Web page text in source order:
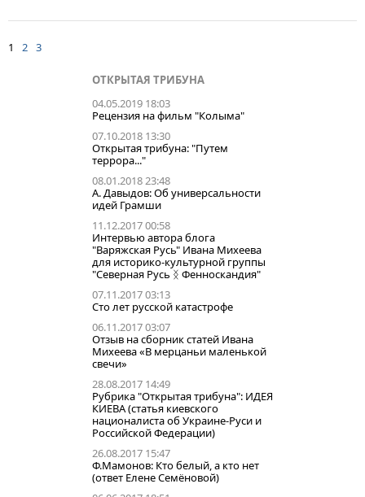
1 2 3
ОТКРЫТАЯ ТРИБУНА
04.05.2019 18:03
Рецензия на фильм "Колыма"
07.10.2018 13:30
Открытая трибуна: "Путем
террора..."
08.01.2018 23:48
А. Давыдов: Об универсальности
идей Грамши
11.12.2017 00:58
Интервью автора блога
"Варяжская Русь" Ивана Михеева
для историко-культурной группы
"Северная Русь ᛝ Фенноскандия"
07.11.2017 03:13
Сто лет русской катастрофе
06.11.2017 03:07
Отзыв на сборник статей Ивана
Михеева «В мерцаньи маленькой
свечи»
28.08.2017 14:49
Рубрика "Открытая трибуна": ИДЕЯ
КИЕВА (статья киевского
националиста об Украине-Руси и
Российской Федерации)
26.08.2017 15:47
Ф.Мамонов: Кто белый, а кто нет
(ответ Елене Семёновой)